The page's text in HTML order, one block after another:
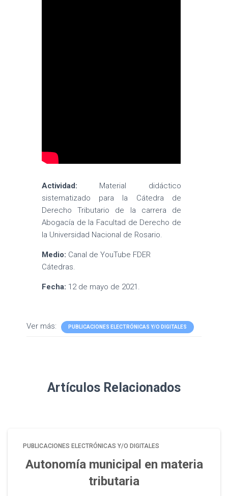
Actividad: Material didáctico
sistematizado para la Cátedra de
Derecho Tributario de la carrera de
Abogacía de la Facultad de Derecho de
la Universidad Nacional de Rosario.
Medio: Canal de YouTube FDER
Cátedras.
Fecha: 12 de mayo de 2021.
Ver más: PUBLICACIONES ELECTRÓNICAS Y/O DIGITALES
Artículos Relacionados
PUBLICACIONES ELECTRÓNICAS Y/O DIGITALES
Autonomía municipal en materia
tributaria